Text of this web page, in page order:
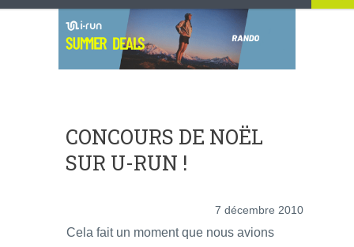
CONCOURS DE NOËL
SUR U-RUN !
7 décembre 2010
Cela fait un moment que nous avions